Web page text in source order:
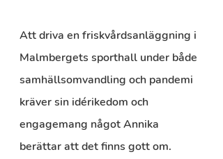
Att driva en friskvårdsanläggning i
Malmbergets sporthall under både
samhällsomvandling och pandemi
kräver sin idérikedom och
engagemang något Annika
berättar att det finns gott om.